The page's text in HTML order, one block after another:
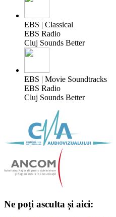
EBS | Classical
EBS Radio
Cluj Sounds Better
EBS | Movie Soundtracks
EBS Radio
Cluj Sounds Better
Ne poți asculta și aici: